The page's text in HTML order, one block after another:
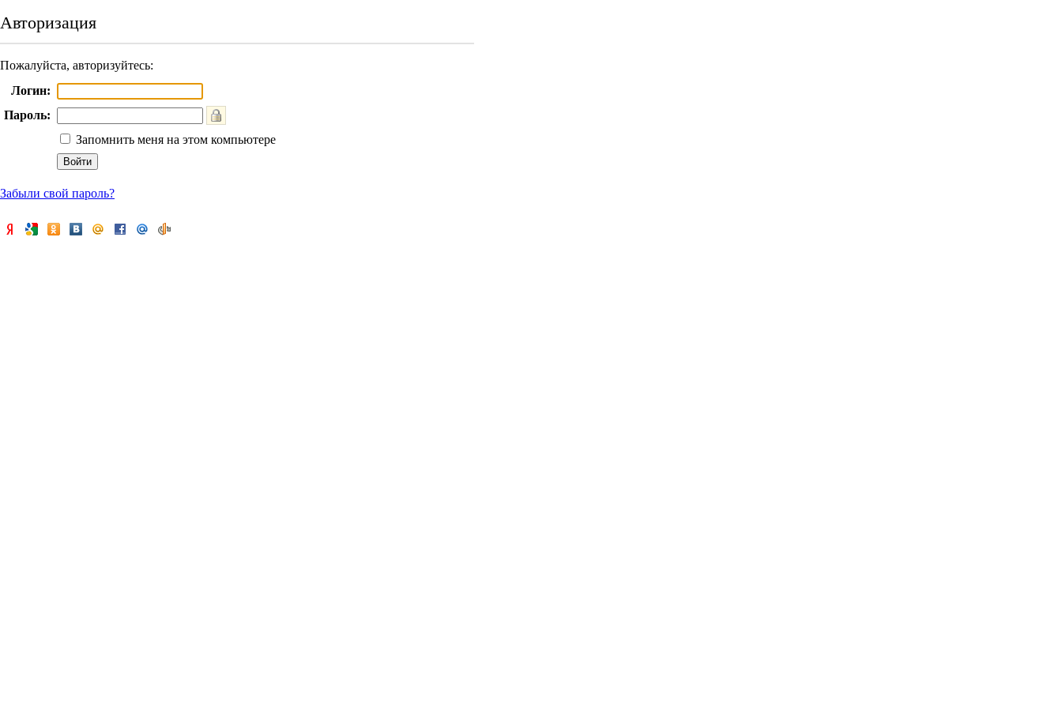
Авторизация
Пожалуйста, авторизуйтесь:
Логин:
Пароль:
Запомнить меня на этом компьютере
Забыли свой пароль?